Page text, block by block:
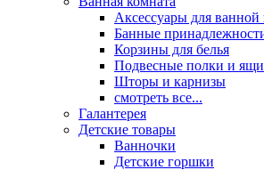
Аксессуары для
Банные
Корзины для белья
Подвесные полки и
Шторы и карнизы
смотреть все...
Галантерея
Детские товары
Ванночки
Детские горшки